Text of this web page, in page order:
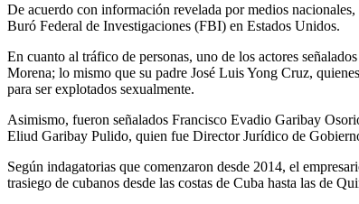
De acuerdo con información revelada por medios
Buró Federal de Investigaciones (FBI) en Estados Unidos.
En cuanto al tráfico de personas, uno de los actores
Morena; lo mismo que su padre José Luis Yong Cruz,
para ser explotados sexualmente.
Asimismo, fueron señalados Francisco Evadio Garibay
Eliud Garibay Pulido, quien fue Director Jurídico de
Según indagatorias que comenzaron desde 2014, el
trasiego de cubanos desde las costas de Cuba hasta las de